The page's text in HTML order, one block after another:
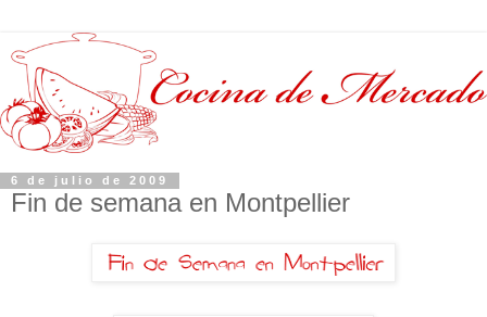
6 de julio de 2009
Fin de semana en Montpellier